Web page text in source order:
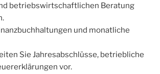
betriebswirtschaftlichen Beratung
und monatliche
Sie Jahresabschlüsse, betriebliche
vor.